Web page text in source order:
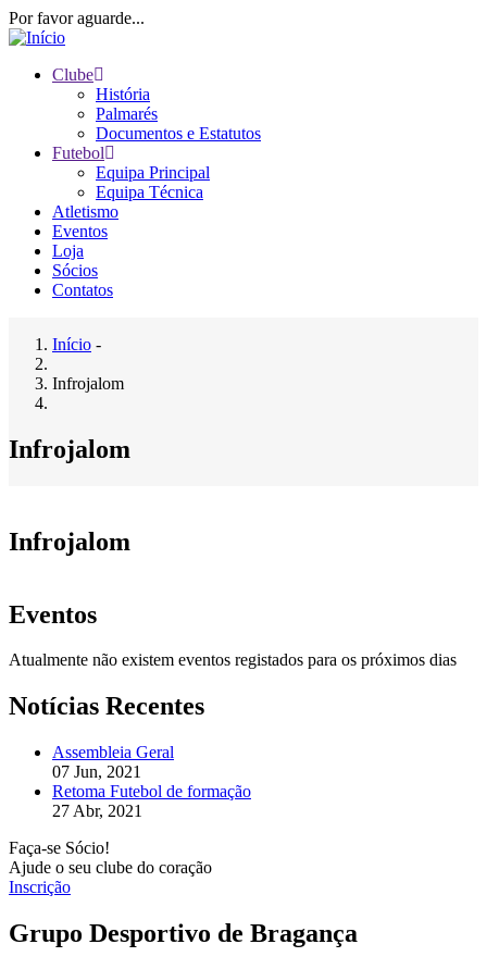
Passar
para
conteúdo
Por favor aguarde...
navigation
Clube
História
Palmarés
Documentos e Estatutos
Futebol
Equipa Principal
Equipa Técnica
Atletismo
Eventos
Loja
Sócios
Contatos
Navegação
estrutural
Início -
Infrojalom
Infrojalom
Infrojalom
Eventos
Atualmente não existem eventos registados para os próximos dias
Notícias Recentes
Assembleia Geral
07 Jun, 2021
Retoma Futebol de formação
27 Abr, 2021
Faça-se Sócio!
Ajude o seu clube do coração
Inscrição
Grupo Desportivo de Bragança